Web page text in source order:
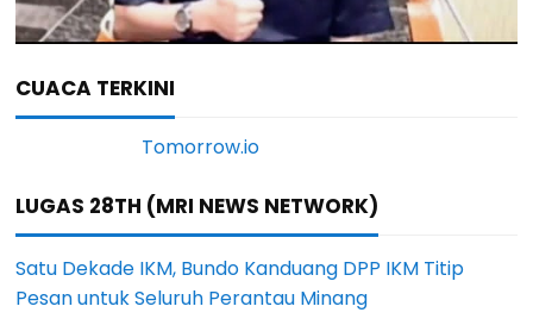
CUACA TERKINI
LUGAS 28TH (MRI NEWS NETWORK)
Satu Dekade IKM, Bundo Kanduang DPP IKM Titip
Pesan untuk Seluruh Perantau Minang